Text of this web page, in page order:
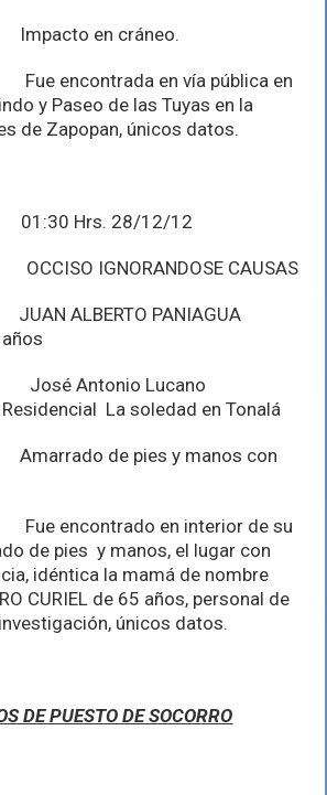
en cráneo.
encontrada en vía pública en
y Paseo de las Tuyas en la
de Zapopan, únicos datos.
Hrs. 28/12/12
IGNORANDOSE CAUSAS
ALBERTO PANIAGUA
Antonio Lucano
La soledad en Tonalá
de pies y manos con
encontrado en interior de su
de pies y manos, el lugar con
idéntica la mamá de nombre
CURIEL de 65 años, personal de
únicos datos.
DE PUESTO DE SOCORRO